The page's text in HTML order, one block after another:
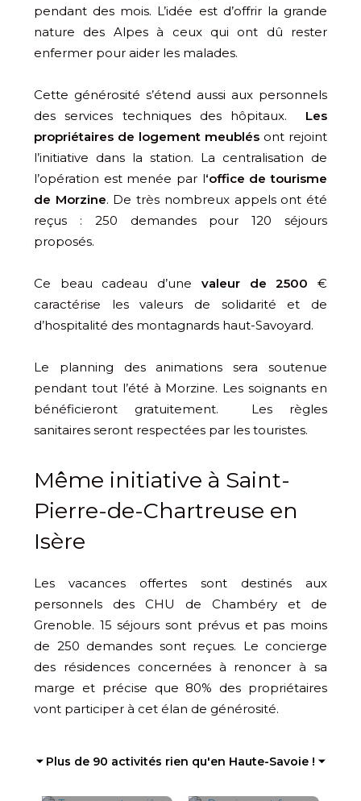
pendant des mois. L’idée est d’offrir la grande
nature des Alpes à ceux qui ont dû rester
enfermer pour aider les malades.
Cette générosité s’étend aussi aux personnels
des services techniques des hôpitaux. Les
propriétaires de logement meublés ont rejoint
l’initiative dans la station. La centralisation de
l’opération est menée par l‘office de tourisme
de Morzine. De très nombreux appels ont été
reçus : 250 demandes pour 120 séjours
proposés.
Ce beau cadeau d’une valeur de 2500 €
caractérise les valeurs de solidarité et de
d’hospitalité des montagnards haut-Savoyard.
Le planning des animations sera soutenue
pendant tout l’été à Morzine. Les soignants en
bénéficieront gratuitement. Les règles
sanitaires seront respectées par les touristes.
Même initiative à Saint-
Pierre-de-Chartreuse en
Isère
Les vacances offertes sont destinés aux
personnels des CHU de Chambéry et de
Grenoble. 15 séjours sont prévus et pas moins
de 250 demandes sont reçues. Le concierge
des résidences concernées à renoncer à sa
marge et précise que 80% des propriétaires
vont participer à cet élan de générosité.
⏷ Plus de 90 activités rien qu'en Haute-Savoie ! ⏷